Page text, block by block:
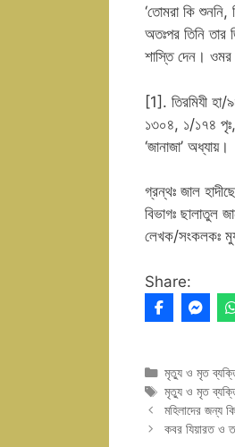
‘তোমরা কি শুননি,
অতঃপর তিনি তার
শাস্তি দেন। ওমর
[1]. তিরমিযী
১৩০৪, ১/১৭৪
‘জানাজা’ অধ্যায়।
গ্রন্থঃ জাল
বিভাগঃ ছালাতুল
লেখক/সংকলকঃ
Share:
Categories
মৃত্যু ও মৃত
Tags
মৃত্যু ও মৃত
মহিলাদের জন্য
কবর যিয়ারত ও